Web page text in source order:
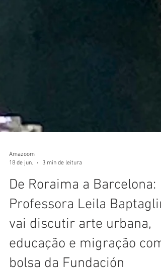
Amazoom
18 de jun.
3 min de leitura
De Roraima a Barcelona:
Professora Leila Baptaglin